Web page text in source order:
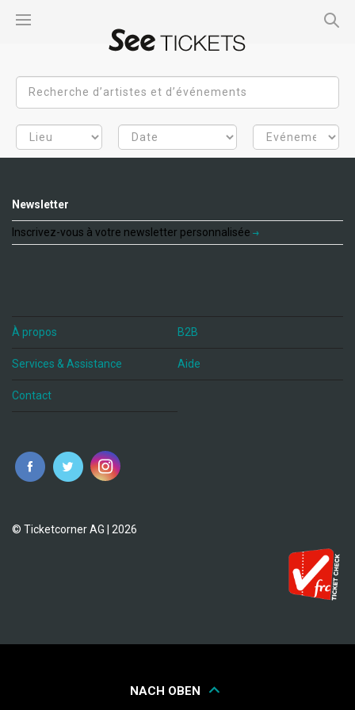
Newsletter
Inscrivez-vous à votre newsletter personnalisée
À propos B2B
Services & Assistance Aide
Contact
fr
© Ticketcorner AG | 2026
NACH OBEN